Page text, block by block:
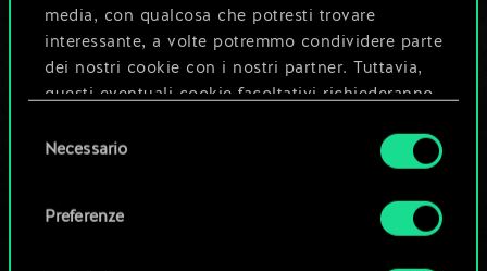
media, con qualcosa che potresti trovare
interessante, a volte potremmo condividere parte
dei nostri cookie con i nostri partner. Tuttavia,
questi eventuali cookie facoltativi richiederanno
Tutti i dettagli su come utilizziamo i cookie e su
disponibili nel menu "Impostazioni" qui sotto.
delNecessario
Preferenze
Modifica mazzo